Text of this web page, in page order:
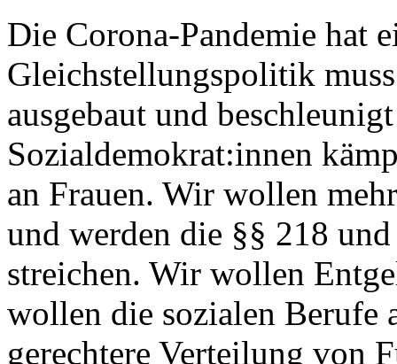
Die Corona-Pandemie hat
Gleichstellungspolitik
ausgebaut und
Sozialdemokrat:innen
an Frauen. Wir wollen
und werden die §§ 218
streichen. Wir wollen
wollen die sozialen Berufe
gerechtere Verteilung von